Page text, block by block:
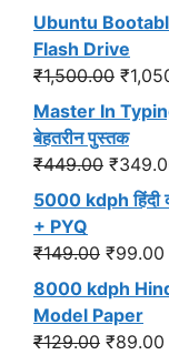
price
was:
Ubuntu
Flash Drive
₹1,500.00
price
was:
₹
Master In
बेहतरीन पुस्तक
₹449.00
price
was:
₹
5000 kdph हिंदी
+ PYQ
₹149.00 Original
price
was:
₹149.00.
₹99.00
8000 kdph
Model Paper
₹129.00 Original
₹89.00